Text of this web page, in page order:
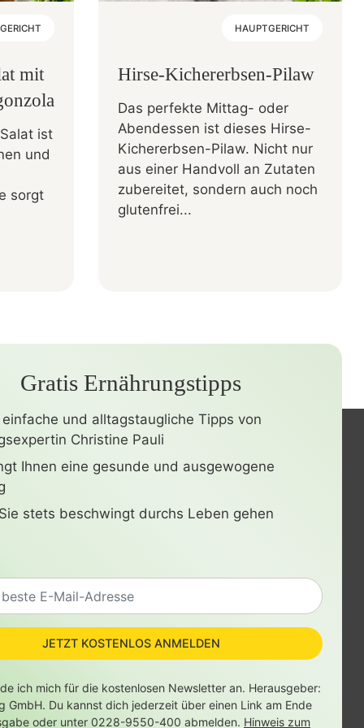
mit
ist
und
sorgt
HAUPTGERICHT
Hirse-Kichererbsen-Pilaw
Das perfekte Mittag- oder
Abendessen ist dieses Hirse-
Kichererbsen-Pilaw. Nicht nur
aus einer Handvoll an Zutaten
zubereitet, sondern auch noch
glutenfrei...
Gratis Ernährungstipps
und alltagstaugliche Tipps von
Christine Pauli
Ihnen eine gesunde und ausgewogene
stets beschwingt durchs Leben gehen
JETZT KOSTENLOS ANMELDEN
ich mich für die kostenlosen Newsletter an. Herausgeber:
GmbH. Du kannst dich jederzeit über einen Link am Ende
oder unter 0228-9550-400 abmelden. Hinweis zum